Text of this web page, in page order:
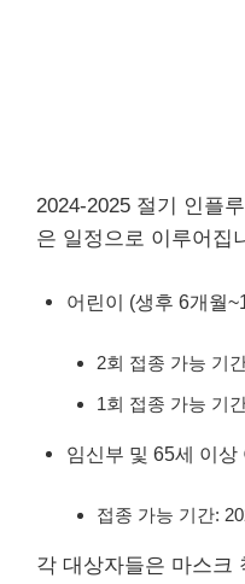
2024-2025 절기 인플
은 일정으로 이루어집
어린이 (생후 6개월
2회 접종 가능 기
1회 접종 가능 기
임신부 및 65세 이상
접종 가능 기간:
각 대상자들은 마스크